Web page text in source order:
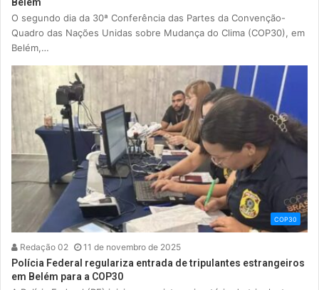
Belém
O segundo dia da 30ª Conferência das Partes da Convenção-
Quadro das Nações Unidas sobre Mudança do Clima (COP30), em
Belém,…
COP30
Redação 02 11 de novembro de 2025
Polícia Federal regulariza entrada de tripulantes estrangeiros
em Belém para a COP30